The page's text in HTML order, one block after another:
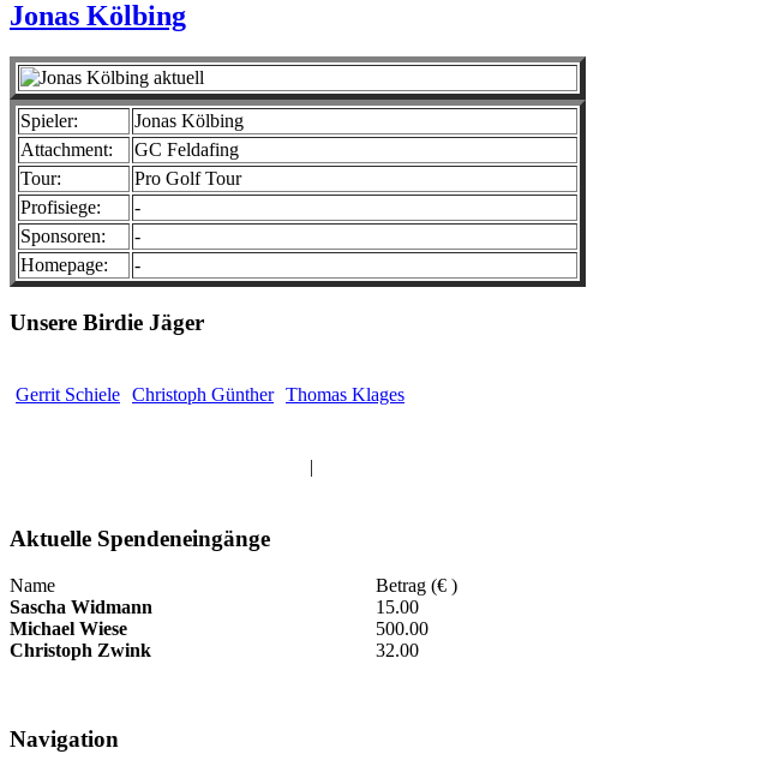
Jonas Kölbing
Spieler:
Jonas Kölbing
Attachment:
GC Feldafing
Tour:
Pro Golf Tour
Profisiege:
-
Sponsoren:
-
Homepage:
-
Unsere Birdie Jäger
Gerrit Schiele Christoph Günther Thomas Klages
|
Aktuelle Spendeneingänge
Name
Betrag (€ )
Sascha Widmann
15.00
Michael Wiese
500.00
Christoph Zwink
32.00
Navigation